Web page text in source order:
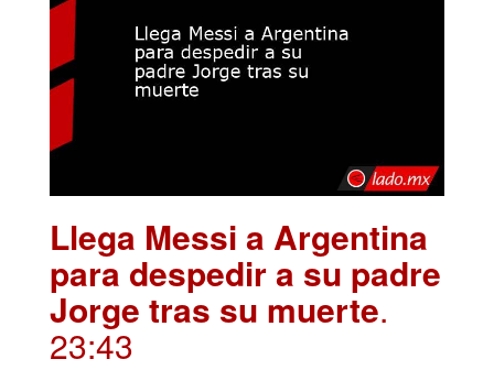
Llega Messi a Argentina
para despedir a su padre
Jorge tras su muerte.
23:43